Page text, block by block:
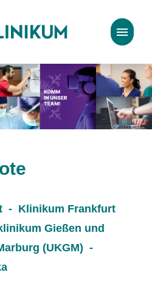
- Klinikum Frankfurt
Gießen und
(UKGM) -